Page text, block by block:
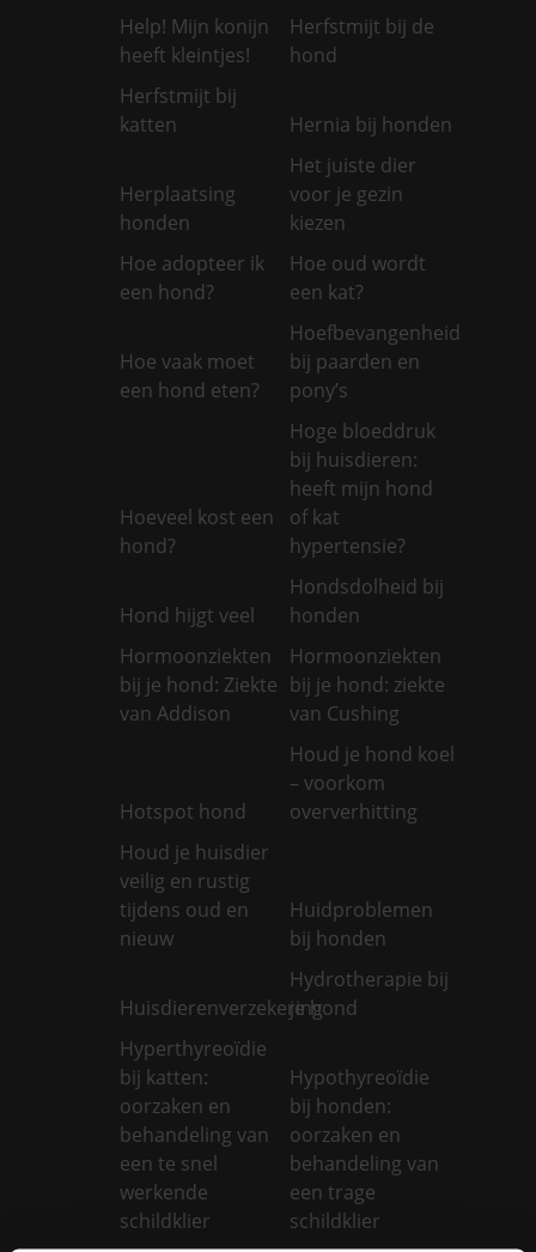
Help! Mijn konijn
heeft kleintjes!
Herfstmijt bij de
hond
Herfstmijt bij
katten
Hernia bij honden
Herplaatsing
honden
Het juiste dier
voor je gezin
kiezen
Hoe adopteer ik
een hond?
Hoe oud wordt
een kat?
Hoe vaak moet
een hond eten?
Hoefbevangenheid
bij paarden en
pony’s
Hoeveel kost een
hond?
Hoge bloeddruk
bij huisdieren:
heeft mijn hond
of kat
hypertensie?
Hond hijgt veel
Hondsdolheid bij
honden
Hormoonziekten
bij je hond: Ziekte
van Addison
Hormoonziekten
bij je hond: ziekte
van Cushing
Hotspot hond
Houd je hond koel
– voorkom
oververhitting
Houd je huisdier
veilig en rustig
tijdens oud en
nieuw
Huidproblemen
bij honden
Huisdierenverzekering
Hydrotherapie bij
je hond
Hyperthyreoïdie
bij katten:
oorzaken en
behandeling van
een te snel
werkende
schildklier
Hypothyreoïdie
bij honden:
oorzaken en
behandeling van
een trage
schildklier